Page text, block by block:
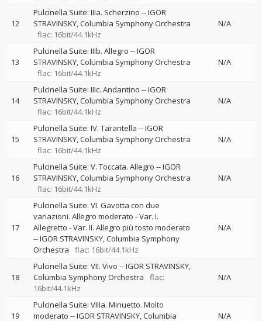
12
Pulcinella Suite: IIIa. Scherzino --IGOR
STRAVINSKY Columbia Symphony Orchestra
flac: 16bit/44.1kHz
N/A
13
Pulcinella Suite: IIIb. Allegro --IGOR
STRAVINSKY Columbia Symphony Orchestra
flac: 16bit/44.1kHz
N/A
14
Pulcinella Suite: IIIc. Andantino --IGOR
STRAVINSKY Columbia Symphony Orchestra
flac: 16bit/44.1kHz
N/A
15
Pulcinella Suite: IV. Tarantella --IGOR
STRAVINSKY Columbia Symphony Orchestra
flac: 16bit/44.1kHz
N/A
16
Pulcinella Suite: V. Toccata. Allegro --IGOR
STRAVINSKY Columbia Symphony Orchestra
flac: 16bit/44.1kHz
N/A
17
Pulcinella Suite: VI. Gavotta con due
variazioni. Allegro moderato - Var. I.
Allegretto - Var. II. Allegro più tosto moderato
--IGOR STRAVINSKY Columbia Symphony
Orchestra
flac: 16bit/44.1kHz
N/A
18
Pulcinella Suite: VII. Vivo --IGOR STRAVINSKY
Columbia Symphony Orchestra
flac:
16bit/44.1kHz
N/A
19
Pulcinella Suite: VIIIa. Minuetto. Molto
moderato --IGOR STRAVINSKY Columbia N/A